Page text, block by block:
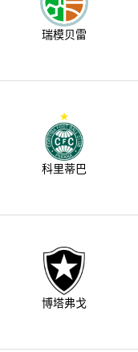
瑞模贝雷
科里蒂巴
博塔弗戈